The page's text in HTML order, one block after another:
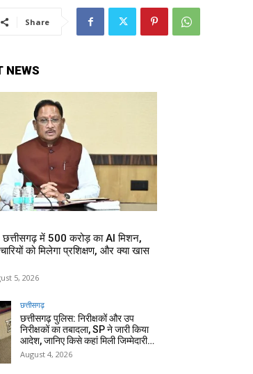
Share
NEWS
में 500 करोड़ का AI मिशन,
को मिलेगा प्रशिक्षण, और क्या खास
5, 2026
छत्तीसगढ़
छत्तीसगढ़ पुलिस: निरीक्षकों और उप
निरीक्षकों का तबादला, SP ने जारी किया
आदेश, जानिए किसे कहां मिली जिम्मेदारी…
August 4, 2026